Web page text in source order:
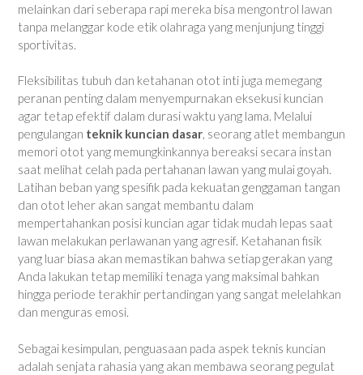
melainkan dari seberapa rapi mereka bisa mengontrol lawan
tanpa melanggar kode etik olahraga yang menjunjung tinggi
sportivitas.
Fleksibilitas tubuh dan ketahanan otot inti juga memegang
peranan penting dalam menyempurnakan eksekusi kuncian
agar tetap efektif dalam durasi waktu yang lama. Melalui
pengulangan teknik kuncian dasar, seorang atlet membangun
memori otot yang memungkinkannya bereaksi secara instan
saat melihat celah pada pertahanan lawan yang mulai goyah.
Latihan beban yang spesifik pada kekuatan genggaman tangan
dan otot leher akan sangat membantu dalam
mempertahankan posisi kuncian agar tidak mudah lepas saat
lawan melakukan perlawanan yang agresif. Ketahanan fisik
yang luar biasa akan memastikan bahwa setiap gerakan yang
Anda lakukan tetap memiliki tenaga yang maksimal bahkan
hingga periode terakhir pertandingan yang sangat melelahkan
dan menguras emosi.
Sebagai kesimpulan, penguasaan pada aspek teknis kuncian
adalah senjata rahasia yang akan membawa seorang pegulat